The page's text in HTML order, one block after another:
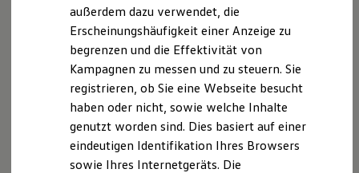
ID. Software Versionen und Updates
Digitale Extras
Schnittstellen zu Ihrem ID.
Hybridautos
Marke und Erlebnis
Volkswagen R und R Experience
R-Modelle
R Experience
Driving Experience
Volkswagen entdecken
Werkbesichtigung
Servicetermin buchen
Serviceanfrage stellen
außerdem dazu verwendet, die
Erscheinungshäufigkeit einer Anzeige zu
begrenzen und die Effektivität von
Kampagnen zu messen und zu steuern. Sie
registrieren, ob Sie eine Webseite besucht
haben oder nicht, sowie welche Inhalte
genutzt worden sind. Dies basiert auf einer
eindeutigen Identifikation Ihres Browsers
sowie Ihres Internetgeräts. Die